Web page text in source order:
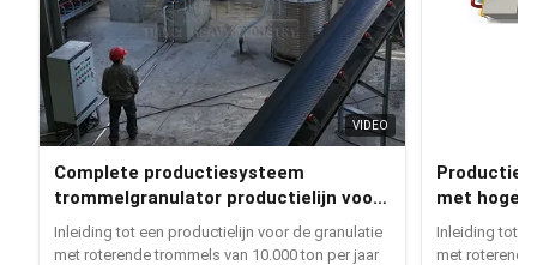
VIDEO
Complete productiesysteem
trommelgranulator productielijn voor
organische meststof granulatie met
een jaarlijkse capaciteit van 10.000
Inleiding tot een productielijn voor de granulatie
met roterende trommels van 10.000 ton per jaar
met hoge
Inleiding tot
met roterende